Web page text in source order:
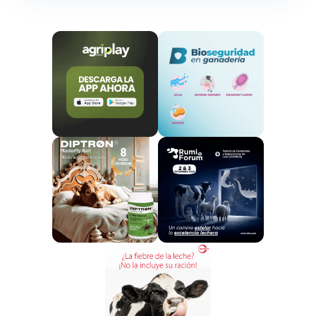
De la misma forma, desde que COAG se afirma que
esta iniciativa Ilustra«la hipocresía e incoherencia de
la política comercial de Bruselas» respecto a los
objetivos medioambientales del Pacto Verde Europeo
y de la estrategia de La Granja a la Mesa.“Un cordero
neozelandés viajará más de 20.000 km para poder
consumirse en el mercado comunitario con las
emisiones de CO2que eso supone. Es un paradigma
comercial totalmente obsoleto e irresponsable en un
contexto de emergencia climática”, ha anotado
ACCESO DE NUEVA ZELANDA AL MERCADO DE LA UE
Según el acuerdo, la UE permitirá la
importación de un contingente arancelario de 38.000
toneladas libre de derechos. Este volumen se